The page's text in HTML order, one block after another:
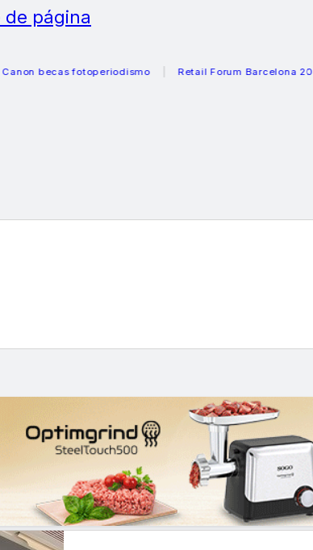
de página
fotoperiodismo Retail Forum Barcelona 2026